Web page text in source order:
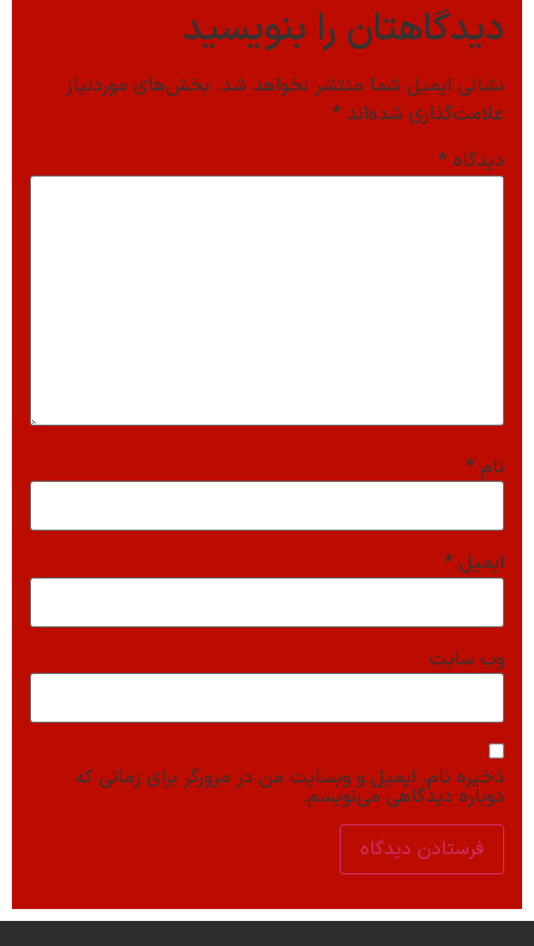
دیدگاهتان را بنویسید
نشانی ایمیل شما منتشر نخواهد شد. بخش‌های موردنیاز
علامت‌گذاری شده‌اند *
دیدگاه *
نام *
ایمیل *
وب‌ سایت
ذخیره نام، ایمیل و وبسایت من در مرورگر برای زمانی که
دوباره دیدگاهی می‌نویسم.